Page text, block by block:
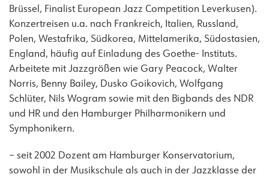
Brüssel, Finalist European Jazz Competition Leverkusen).
Konzertreisen u.a. nach Frankreich, Italien, Russland,
Polen, Westafrika, Südkorea, Mittelamerika, Südostasien,
England, häufig auf Einladung des Goethe- Instituts.
Arbeitete mit Jazzgrößen wie Gary Peacock, Walter
Norris, Benny Bailey, Dusko Goikovich, Wolfgang
Schlüter, Nils Wogram sowie mit den Bigbands des NDR
und HR und den Hamburger Philharmonikern und
Symphonikern.
– seit 2002 Dozent am Hamburger Konservatorium,
sowohl in der Musikschule als auch in der Jazzklasse der